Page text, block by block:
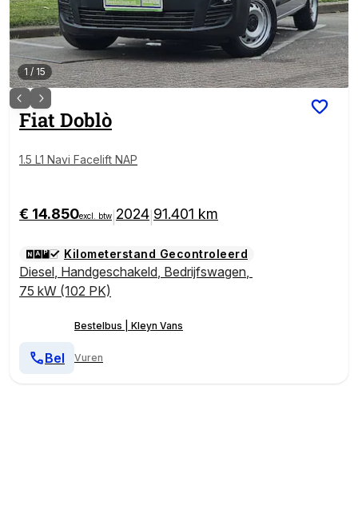
1 / 15
Fiat Doblò
1.5 L1 Navi Facelift NAP
€ 14.850excl. btw 2024 91.401 km
Kilometerstand Gecontroleerd
Diesel, Handgeschakeld, Bedrijfswagen,
75 kW (102 PK)
Bestelbus | Kleyn Vans
Vuren
Bel